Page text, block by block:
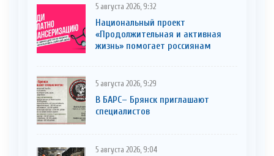
5 августа 2026, 9:32
Национальный проект
«Продолжительная и активная
жизнь» помогает россиянам
5 августа 2026, 9:29
В БАРС– Брянcк приглaшают
cпециaлистoв
5 августа 2026, 9:04